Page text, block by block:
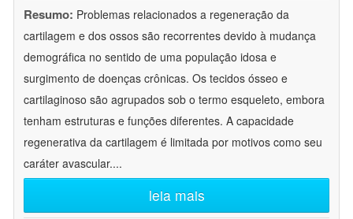
Resumo: Problemas relacionados a regeneração da
cartilagem e dos ossos são recorrentes devido à mudança
demográfica no sentido de uma população idosa e
surgimento de doenças crônicas. Os tecidos ósseo e
cartilaginoso são agrupados sob o termo esqueleto, embora
tenham estruturas e funções diferentes. A capacidade
regenerativa da cartilagem é limitada por motivos como seu
caráter avascular....
leia mais